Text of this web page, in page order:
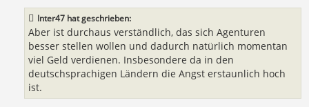
Inter47 hat geschrieben:
Aber ist durchaus verständlich, das sich Agenturen
besser stellen wollen und dadurch natürlich momentan
viel Geld verdienen. Insbesondere da in den
deutschsprachigen Ländern die Angst erstaunlich hoch
ist.